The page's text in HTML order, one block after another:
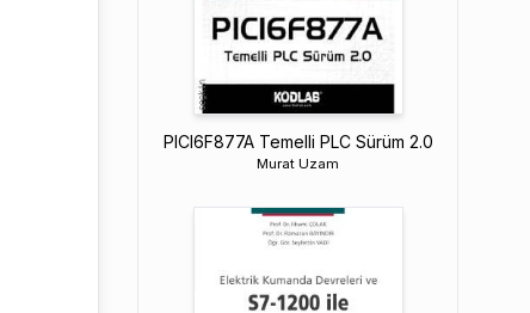
PICI6F877A Temelli PLC Sürüm 2.0
Murat Uzam